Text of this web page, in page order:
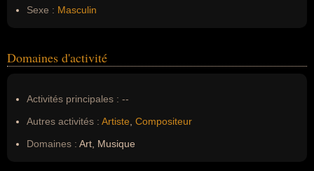
Sexe : Masculin
Domaines d'activité
Activités principales : --
Autres activités : Artiste Compositeur
Domaines : Art, Musique